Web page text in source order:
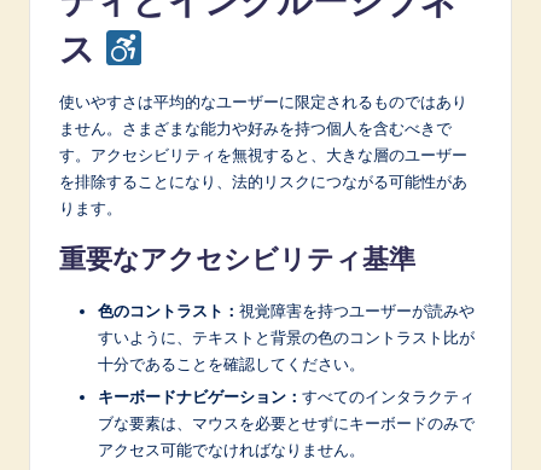
ス
使いやすさは平均的なユーザーに限定されるものではあり
ません。さまざまな能力や好みを持つ個人を含むべきで
す。アクセシビリティを無視すると、大きな層のユーザー
を排除することになり、法的リスクにつながる可能性があ
ります。
重要なアクセシビリティ基準
色のコントラスト： 視覚障害を持つユーザーが読みや
すいように、テキストと背景の色のコントラスト比が
十分であることを確認してください。
キーボードナビゲーション： すべてのインタラクティ
ブな要素は、マウスを必要とせずにキーボードのみで
アクセス可能でなければなりません。